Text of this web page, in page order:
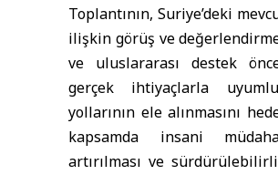
Toplantının, Suriye’deki
ilişkin görüş ve
ve uluslararası destek
gerçek ihtiyaçlarla
yollarının ele alınmasını
kapsamda insani
artırılması ve